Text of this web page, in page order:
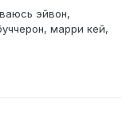
эйвон,
марри кей,